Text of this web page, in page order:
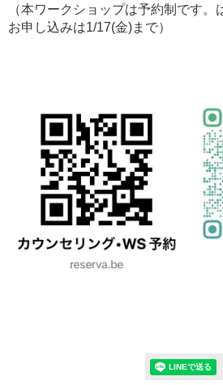
（本ワークショップは予約制です
お申し込みは1/17(金)まで）